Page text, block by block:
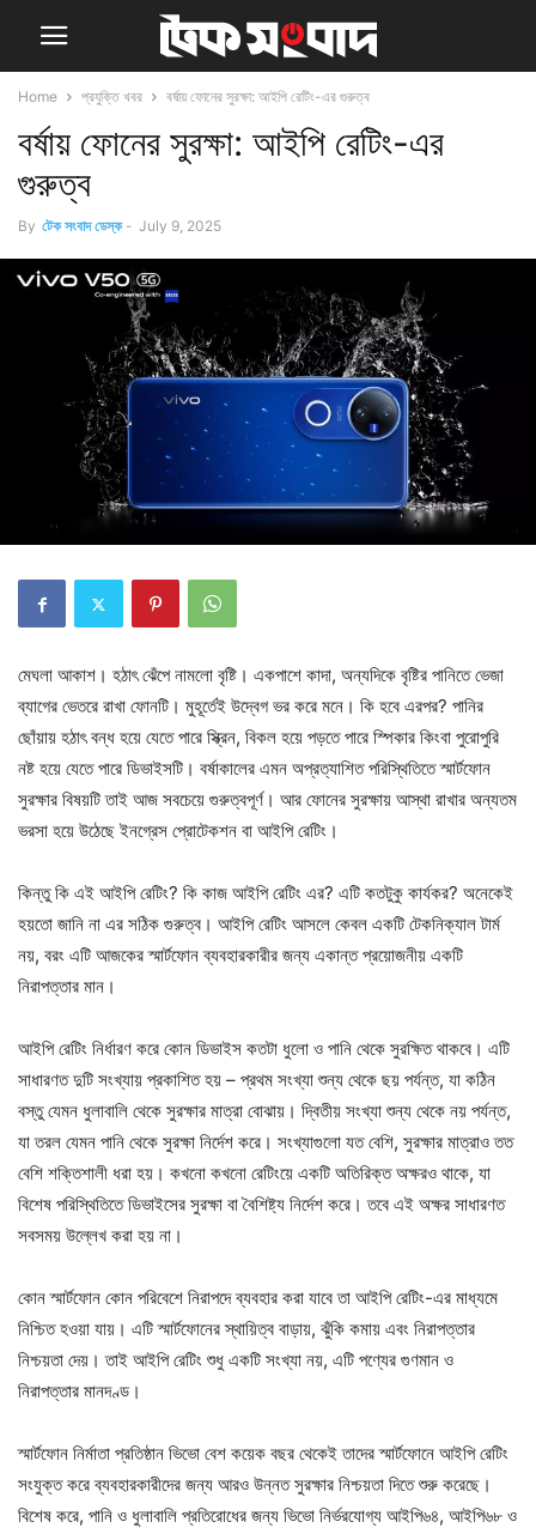
Home প্রযুক্তি খবর বর্ষায় ফোনের সুরক্ষা: আইপি রেটিং-এর গুরুত্ব
বর্ষায় ফোনের সুরক্ষা: আইপি রেটিং-এর
গুরুত্ব
By টেক সংবাদ ডেস্ক - July 9, 2025
মেঘলা আকাশ। হঠাৎ ঝেঁপে নামলো বৃষ্টি। একপাশে কাদা, অন্যদিকে বৃষ্টির পানিতে ভেজা
ব্যাগের ভেতরে রাখা ফোনটি। মুহূর্তেই উদ্বেগ ভর করে মনে। কি হবে এরপর? পানির
ছোঁয়ায় হঠাৎ বন্ধ হয়ে যেতে পারে স্ক্রিন, বিকল হয়ে পড়তে পারে স্পিকার কিংবা পুরোপুরি
নষ্ট হয়ে যেতে পারে ডিভাইসটি। বর্ষাকালের এমন অপ্রত্যাশিত পরিস্থিতিতে স্মার্টফোন
সুরক্ষার বিষয়টি তাই আজ সবচেয়ে গুরুত্বপূর্ণ। আর ফোনের সুরক্ষায় আস্থা রাখার অন্যতম
ভরসা হয়ে উঠেছে ইনগ্রেস প্রোটেকশন বা আইপি রেটিং।
কিন্তু কি এই আইপি রেটিং? কি কাজ আইপি রেটিং এর? এটি কতটুকু কার্যকর? অনেকেই
হয়তো জানি না এর সঠিক গুরুত্ব। আইপি রেটিং আসলে কেবল একটি টেকনিক্যাল টার্ম
নয়, বরং এটি আজকের স্মার্টফোন ব্যবহারকারীর জন্য একান্ত প্রয়োজনীয় একটি
নিরাপত্তার মান।
আইপি রেটিং নির্ধারণ করে কোন ডিভাইস কতটা ধুলো ও পানি থেকে সুরক্ষিত থাকবে। এটি
সাধারণত দুটি সংখ্যায় প্রকাশিত হয় – প্রথম সংখ্যা শুন্য থেকে ছয় পর্যন্ত, যা কঠিন
বস্তু যেমন ধুলাবালি থেকে সুরক্ষার মাত্রা বোঝায়। দ্বিতীয় সংখ্যা শুন্য থেকে নয় পর্যন্ত,
যা তরল যেমন পানি থেকে সুরক্ষা নির্দেশ করে। সংখ্যাগুলো যত বেশি, সুরক্ষার মাত্রাও তত
বেশি শক্তিশালী ধরা হয়। কখনো কখনো রেটিংয়ে একটি অতিরিক্ত অক্ষরও থাকে, যা
বিশেষ পরিস্থিতিতে ডিভাইসের সুরক্ষা বা বৈশিষ্ট্য নির্দেশ করে। তবে এই অক্ষর সাধারণত
সবসময় উল্লেখ করা হয় না।
কোন স্মার্টফোন কোন পরিবেশে নিরাপদে ব্যবহার করা যাবে তা আইপি রেটিং-এর মাধ্যমে
নিশ্চিত হওয়া যায়। এটি স্মার্টফোনের স্থায়িত্ব বাড়ায়, ঝুঁকি কমায় এবং নিরাপত্তার
নিশ্চয়তা দেয়। তাই আইপি রেটিং শুধু একটি সংখ্যা নয়, এটি পণ্যের গুণমান ও
নিরাপত্তার মানদণ্ড।
স্মার্টফোন নির্মাতা প্রতিষ্ঠান ভিভো বেশ কয়েক বছর থেকেই তাদের স্মার্টফোনে আইপি রেটিং
সংযুক্ত করে ব্যবহারকারীদের জন্য আরও উন্নত সুরক্ষার নিশ্চয়তা দিতে শুরু করেছে।
বিশেষ করে, পানি ও ধুলাবালি প্রতিরোধের জন্য ভিভো নির্ভরযোগ্য আইপি৬৪, আইপি৬৮ ও